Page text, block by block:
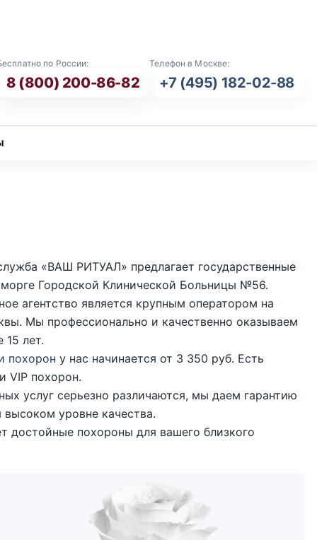
по России:
8 (800) 200-86-82
Телефон в Москве:
+7 (495) 182-02-88
«ВАШ РИТУАЛ» предлагает государственные
Городской Клинической Больницы №56.
агентство является крупным оператором на
Мы профессионально и качественно оказываем
15 лет.
похорон у нас начинается от 3 350 руб. Есть
VIP похорон.
услуг серьезно различаются, мы даем гарантию
уровне качества.
достойные похороны для вашего близкого